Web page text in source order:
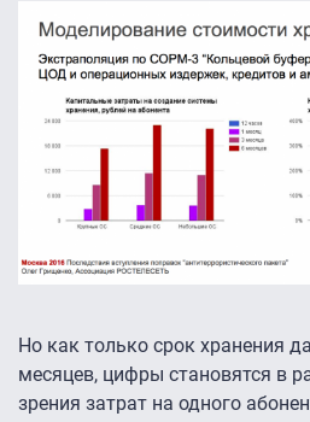
Но как только срок хранения
месяцев, цифры становятся в
зрения затрат на одного